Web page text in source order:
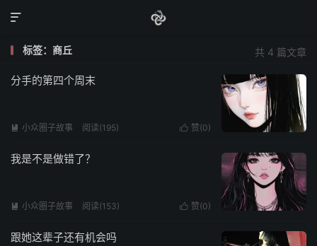

共 4 篇文章
标签：商丘
分手的第四个周末
 赞(0)
 小众圈子故事 阅读(195)
我是不是做错了？
 赞(0)
 小众圈子故事 阅读(153)
跟她这辈子还有机会吗